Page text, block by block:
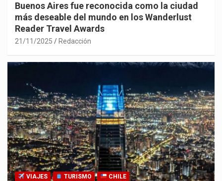
Buenos Aires fue reconocida como la ciudad
más deseable del mundo en los Wanderlust
Reader Travel Awards
21/11/2025 Redacción
VIAJES TURISMO CHILE